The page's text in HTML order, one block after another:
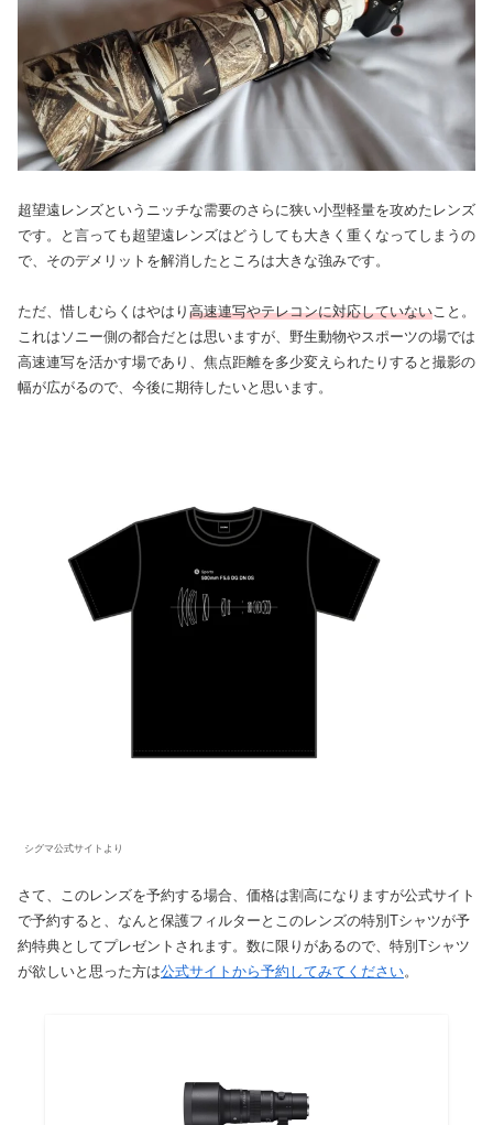
超望遠レンズというニッチな需要のさらに狭い小型軽量を攻めたレンズ
です。と言っても超望遠レンズはどうしても大きく重くなってしまうの
で、そのデメリットを解消したところは大きな強みです。
ただ、惜しむらくはやはり 高速連写やテレコンに対応していないこと。
これはソニー側の都合だとは思いますが、野生動物やスポーツの場では
高速連写を活かす場であり、焦点距離を多少変えられたりすると撮影の
幅が広がるので、今後に期待したいと思います。
シグマ公式サイトより
さて、このレンズを予約する場合、価格は割高になりますが公式サイト
で予約すると、なんと保護フィルターとこのレンズの特別Tシャツが予
約特典としてプレゼントされます。数に限りがあるので、特別Tシャツ
が欲しいと思った方は公式サイトから予約してみてください。